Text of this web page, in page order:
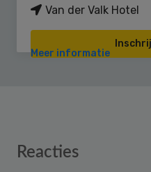
Van der Valk Hotel
Meer informatie
Reader
Reacties